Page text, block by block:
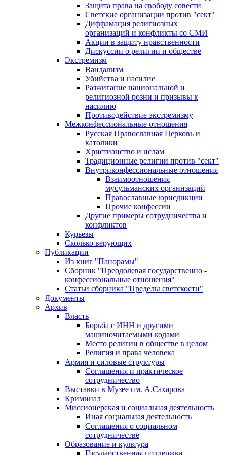
Защита права на свободу совести
Светские организации против "сект"
Диффамация религиозных
организаций и конфликты со СМИ
Акции в защиту нравственности
Дискуссии о религии и обществе
Экстремизм
Вандализм
Убийства и насилие
Разжигание национальной и
религиозной розни и призывы к
насилию
Противодействие экстремизму
Межконфессиональные отношения
Русская Православная Церковь и
католики
Христианство и ислам
Традиционные религии против "сект"
Внутриконфессиональные отношения
Взаимоотношения
мусульманских организаций
Православные юрисдикции
Прочие конфессии
Другие примеры сотрудничества и
конфликтов
Курьезы
Сколько верующих
Публикации
Из книг "Панорамы"
Сборник "Преодолевая государственно -
конфессиональные отношения"
Статьи сборника "Пределы светскости"
Документы
Архив
Власть
Борьба с ИНН и другими
машиночитаемыми кодами
Место религии в обществе в целом
Религия и права человека
Армия и силовые структуры
Соглашения и практическое
сотрудничество
Выставки в Музее им. А.Сахарова
Криминал
Миссионерская и социальная деятельность
Иная социальная деятельность
Соглашения о социальном
сотрудничестве
Образование и культура
Государственная поддержка